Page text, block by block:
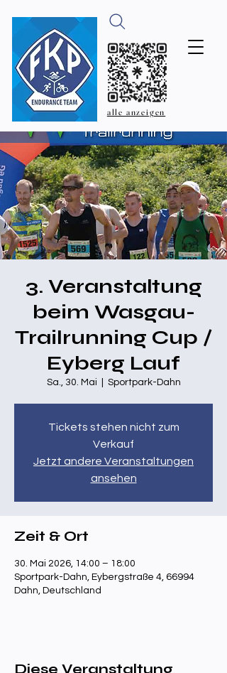
alle anzeigen
3. Veranstaltung
beim Wasgau-
Trailrunning Cup /
Eyberg Lauf
Sa., 30. Mai Sportpark-Dahn
Tickets stehen nicht zum
Verkauf
Jetzt andere Veranstaltungen
ansehen
Zeit & Ort
30. Mai 2026, 14:00 – 18:00
Sportpark-Dahn, Eybergstraße 4, 66994
Dahn, Deutschland
Diese Veranstaltung